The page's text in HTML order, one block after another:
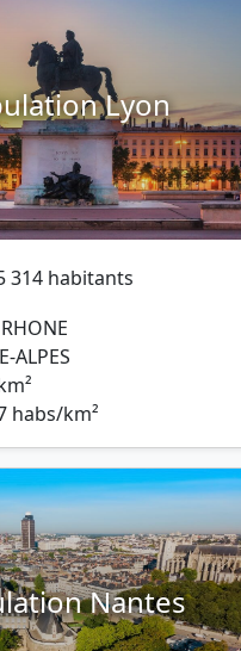
Lyon
314 habitants
ALPES
habs/km²
Nantes